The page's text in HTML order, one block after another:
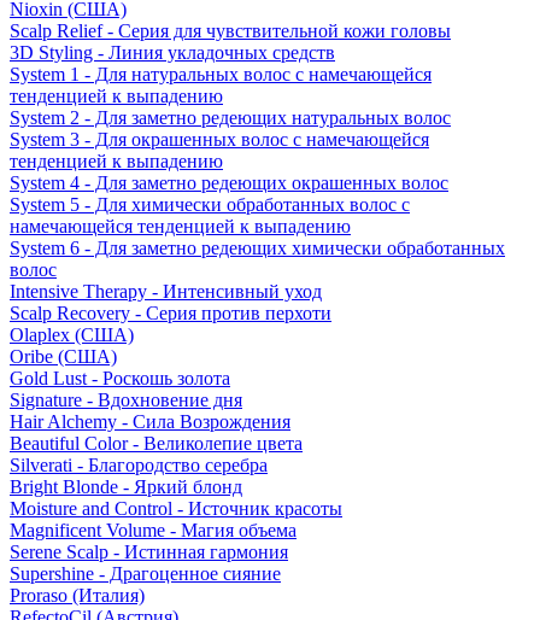
Nioxin (США)
Scalp Relief - Серия для чувствительной кожи головы
3D Styling - Линия укладочных средств
System 1 - Для натуральных волос с намечающейся
тенденцией к выпадению
System 2 - Для заметно редеющих натуральных волос
System 3 - Для окрашенных волос с намечающейся
тенденцией к выпадению
System 4 - Для заметно редеющих окрашенных волос
System 5 - Для химически обработанных волос с
намечающейся тенденцией к выпадению
System 6 - Для заметно редеющих химически обработанных
волос
Intensive Therapy - Интенсивный уход
Scalp Recovery - Серия против перхоти
Olaplex (США)
Oribe (США)
Gold Lust - Роскошь золота
Signature - Вдохновение дня
Hair Alchemy - Сила Возрождения
Beautiful Color - Великолепие цвета
Silverati - Благородство серебра
Bright Blonde - Яркий блонд
Moisture and Control - Источник красоты
Magnificent Volume - Магия объема
Serene Scalp - Истинная гармония
Supershine - Драгоценное сияние
Proraso (Италия)